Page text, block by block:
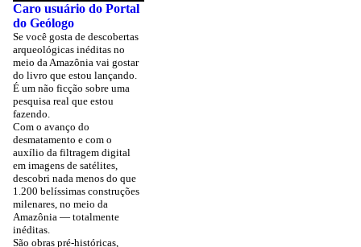
Caro usuário do Portal
do Geólogo
Se você gosta de descobertas
arqueológicas inéditas no
meio da Amazônia vai gostar
do livro que estou lançando.
É um não ficção sobre uma
pesquisa real que estou
fazendo.
Com o avanço do
desmatamento e com o
auxílio da filtragem digital
em imagens de satélites,
descobri nada menos do que
1.200 belíssimas construções
milenares, no meio da
Amazônia — totalmente
inéditas.
São obras pré-históricas,